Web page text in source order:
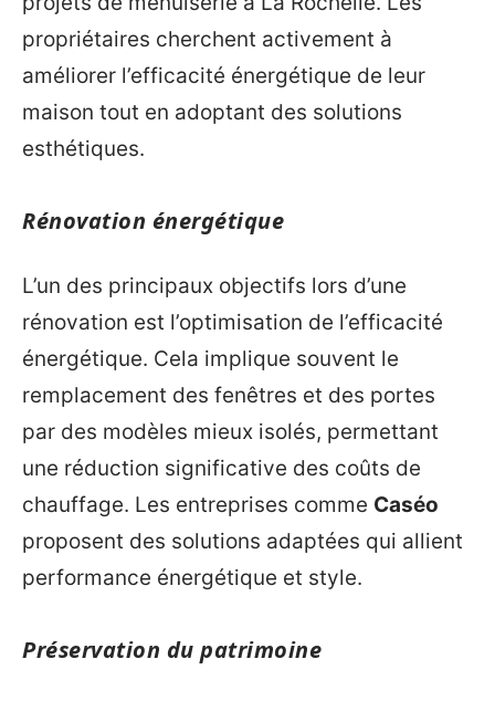
propriétaires cherchent activement à
améliorer l’efficacité énergétique de leur
maison tout en adoptant des solutions
esthétiques.
Rénovation énergétique
L’un des principaux objectifs lors d’une
rénovation est l’optimisation de l’efficacité
énergétique. Cela implique souvent le
remplacement des fenêtres et des portes
par des modèles mieux isolés, permettant
une réduction significative des coûts de
chauffage. Les entreprises comme Caséo
proposent des solutions adaptées qui allient
performance énergétique et style.
Préservation du patrimoine